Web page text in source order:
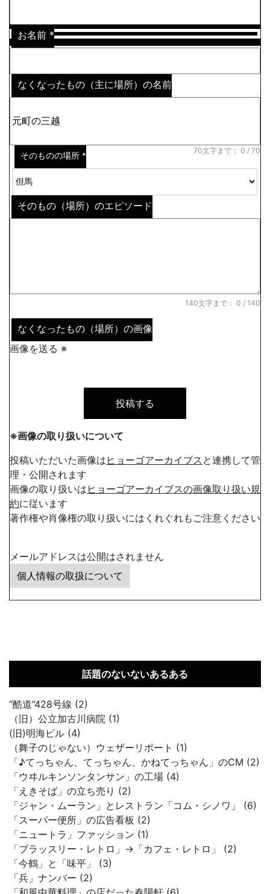
お名前 *
なくなったもの（主に場所）の名前
70文字まで： 0 / 70
そのものの場所 *
そのもの（場所）のエピソード
140文字まで： 0 / 140
なくなったもの（場所）の画像
画像を送る ※
※画像の取り扱いについて
投稿いただいた画像は ヒョーゴアーカイブス と連携して管
理・公開されます
画像の取り扱いは ヒョーゴアーカイブスの画像取り扱い規
約に従います
著作権や肖像権の取り扱いにはくれぐれもご注意ください
メールアドレスは公開はされません
個人情報の取扱について
話題のないないあるある
“酷道”428号線 (2)
（旧）公立加古川病院 (1)
(旧)明海ビル (4)
（舞子のじゃない）ウェザーリポート (1)
「♪てっちゃん、てっちゃん、かねてっちゃん」のCM (2)
「ウヰルキンソンタンサン」の工場 (4)
「えきそば」の立ち売り (2)
「ジャン・ムーラン」とレストラン「コム・シノワ」 (6)
「スーパー便所」の広告看板 (2)
「ニュートラ」ファッション (1)
「ブラッスリー・レトロ」→「カフェ・レトロ」 (2)
「今鶴」と「味平」 (3)
「兵」ナンバー (2)